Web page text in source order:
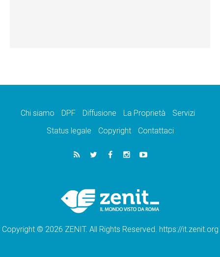
Chi siamo DPF Diffusione La Proprietà
Servizi
Status legale
Copyright Contattaci
Copyright © 2026 ZENIT. All Rights Reserved. https://it.zenit.org